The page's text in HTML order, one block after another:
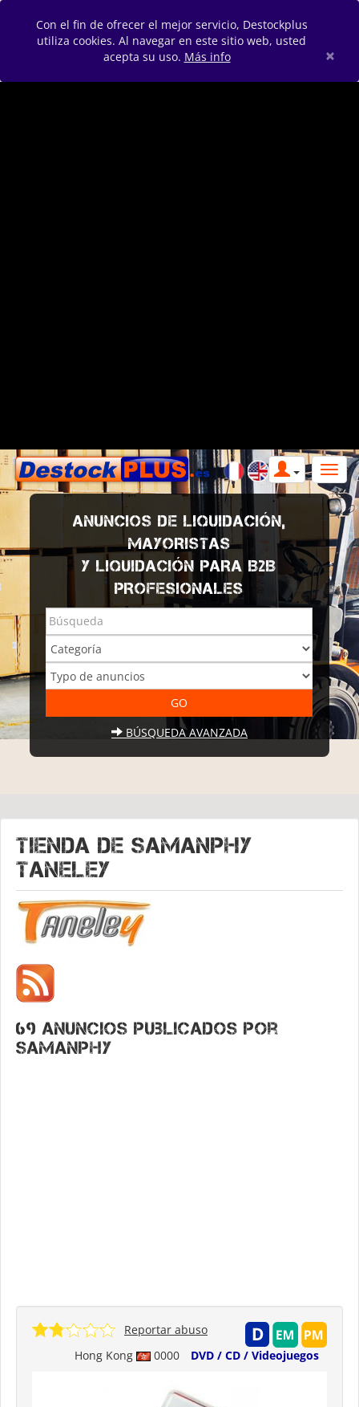
Con el fin de ofrecer el mejor servicio, Destockplus
utiliza cookies. Al navegar en este sitio web, usted
acepta su uso. Más info ×
ANUNCIOS DE LIQUIDACIÓN,
MAYORISTAS
Y LIQUIDACIÓN PARA B2B
PROFESIONALES
BÚSQUEDA AVANZADA
Tienda de SAMANPHY
Taneley
69 anuncios publicados por
Samanphy
Hong Kong 0000 DVD / CD / Videojuegos
Reportar abuso